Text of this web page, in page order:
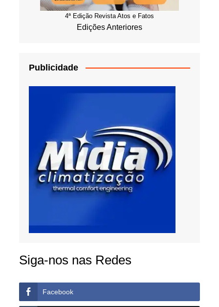
4ª Edição Revista Atos e Fatos
Edições Anteriores
Publicidade
Siga-nos nas Redes
Facebook